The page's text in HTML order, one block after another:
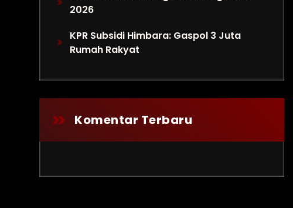
2026
KPR Subsidi Himbara: Gaspol 3 Juta
Rumah Rakyat
Komentar Terbaru